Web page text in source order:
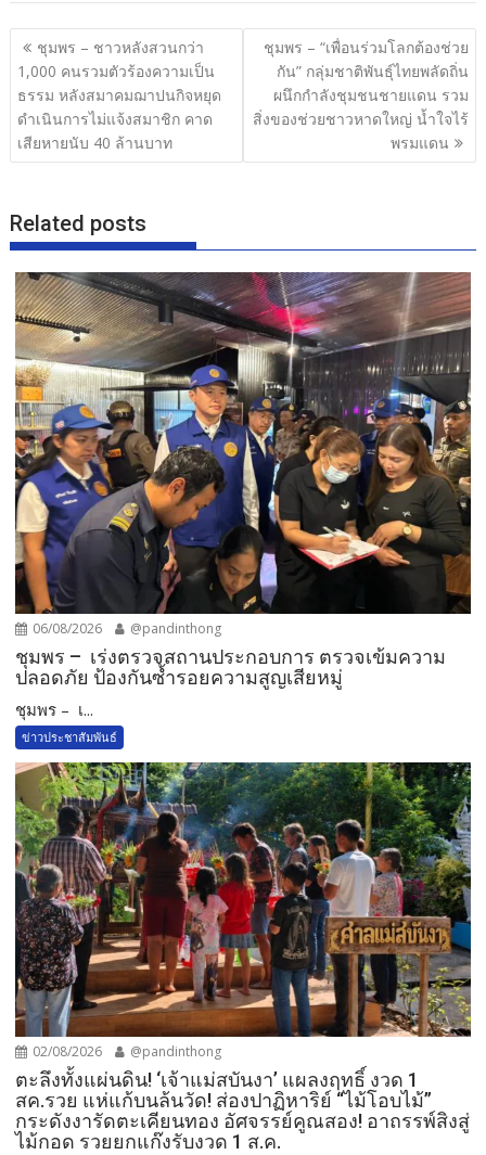
b
o
o
k
er e
แนะแนว
เรื่อง
ชุมพร – ชาวหลังสวนกว่า
1,000 คนรวมตัวร้องความเป็น
ธรรม หลังสมาคมฌาปนกิจหยุด
ดำเนินการไม่แจ้งสมาชิก คาด
เสียหายนับ 40 ล้านบาท
ชุมพร – “เพื่อนร่วมโลกต้องช่วย
กัน” กลุ่มชาติพันธุ์ไทยพลัดถิ่น
ผนึกกำลังชุมชนชายแดน รวม
สิ่งของช่วยชาวหาดใหญ่ น้ำใจไร้
พรมแดน
Related posts
06/08/2026 @pandinthong
ชุมพร – เร่งตรวจสถานประกอบการ ตรวจเข้มความ
ปลอดภัย ป้องกันซ้ำรอยความสูญเสียหมู่
ชุมพร – เ...
ข่าวประชาสัมพันธ์
02/08/2026 @pandinthong
ตะลึงทั้งแผ่นดิน! ‘เจ้าแม่สบันงา’ แผลงฤทธิ์ งวด 1
สค.รวย แห่แก้บนล้นวัด!​ ส่องปาฏิหาริย์ “ไม้โอบไม้”
กระดังงารัดตะเคียนทอง อัศจรรย์คูณสอง! อาถรรพ์สิงสู่
ไม้กอด รวยยกแก๊งรับงวด 1 ส.ค.​